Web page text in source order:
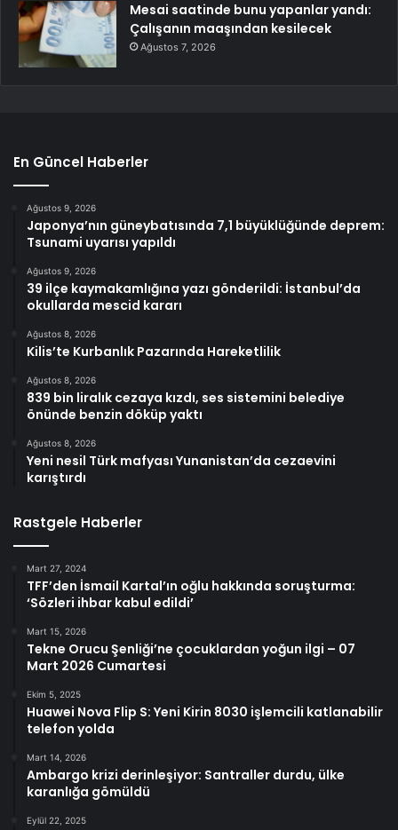
Mesai saatinde bunu yapanlar yandı:
Çalışanın maaşından kesilecek
Ağustos 7, 2026
En Güncel Haberler
Ağustos 9, 2026
Japonya’nın güneybatısında 7,1 büyüklüğünde deprem:
Tsunami uyarısı yapıldı
Ağustos 9, 2026
39 ilçe kaymakamlığına yazı gönderildi: İstanbul’da
okullarda mescid kararı
Ağustos 8, 2026
Kilis’te Kurbanlık Pazarında Hareketlilik
Ağustos 8, 2026
839 bin liralık cezaya kızdı, ses sistemini belediye
önünde benzin döküp yaktı
Ağustos 8, 2026
Yeni nesil Türk mafyası Yunanistan’da cezaevini
karıştırdı
Rastgele Haberler
Mart 27, 2024
TFF’den İsmail Kartal’ın oğlu hakkında soruşturma:
‘Sözleri ihbar kabul edildi’
Mart 15, 2026
Tekne Orucu Şenliği’ne çocuklardan yoğun ilgi – 07
Mart 2026 Cumartesi
Ekim 5, 2025
Huawei Nova Flip S: Yeni Kirin 8030 işlemcili katlanabilir
telefon yolda
Mart 14, 2026
Ambargo krizi derinleşiyor: Santraller durdu, ülke
karanlığa gömüldü
Eylül 22, 2025